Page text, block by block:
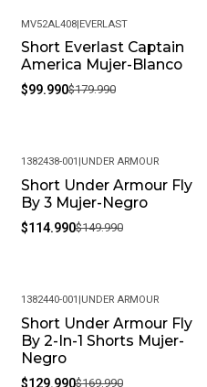
-44%
MV52AL408|EVERLAST
Short Everlast Captain
America Mujer-Blanco
$99.990$179.990
-23%
1382438-001 UNDER ARMOUR
Short Under Armour Fly
By 3 Mujer-Negro
$114.990$149.990
-24%
1382440-001 UNDER ARMOUR
Short Under Armour Fly
By 2-In-1 Shorts Mujer-
Negro
$129.990$169.990